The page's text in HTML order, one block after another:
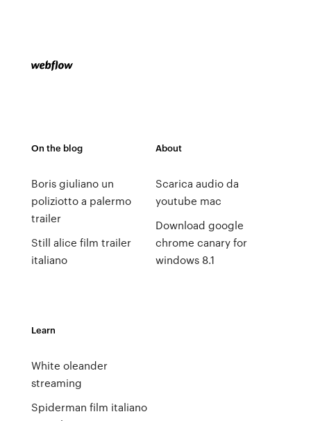
On the blog
Boris giuliano un
poliziotto a palermo
trailer
Still alice film trailer
italiano
About
Scarica audio da
youtube mac
Download google
chrome canary for
windows 8.1
Learn
White oleander
streaming
Spiderman film italiano